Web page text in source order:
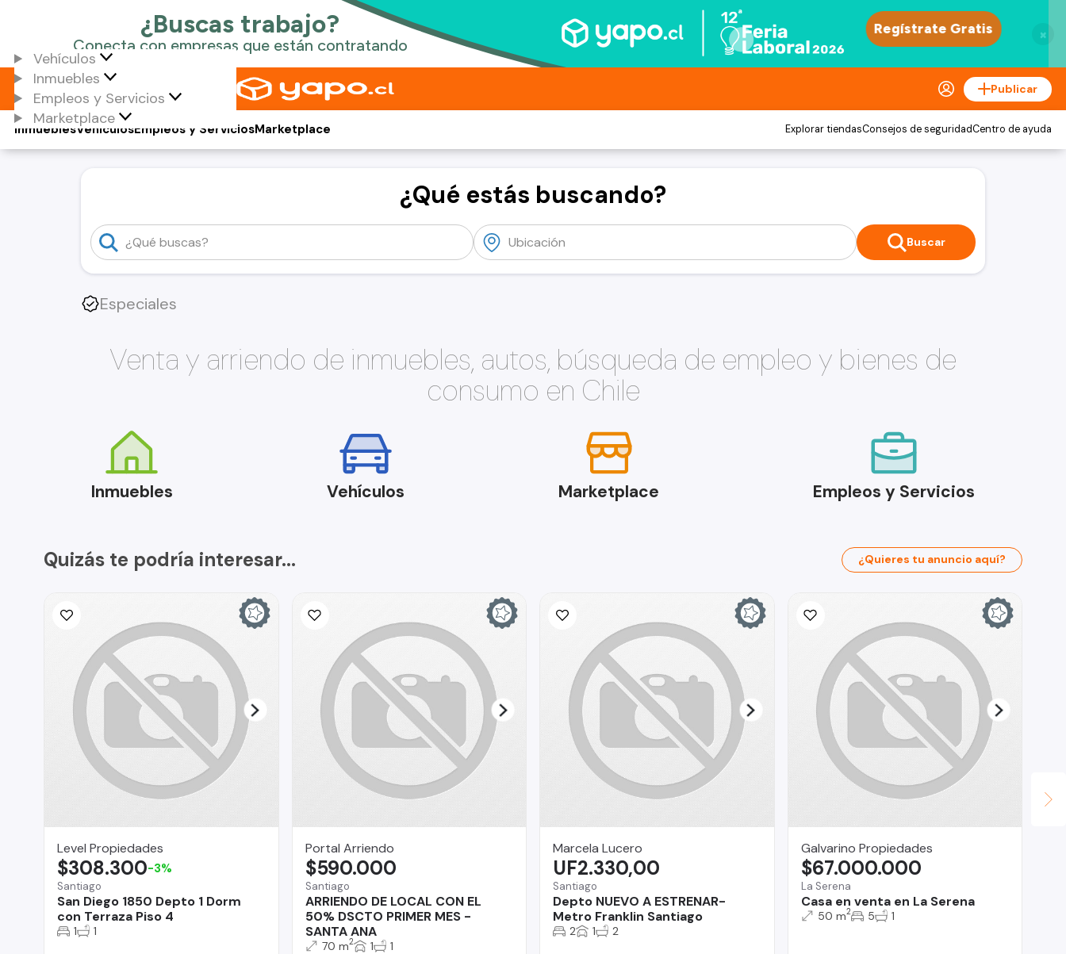
×
Vehículos
Inmuebles
Empleos y Servicios
Marketplace
Publicar
Vehículos
Inmuebles Empleos y ServiciosMarketplace Explorar tiendasConsejos de seguridadCentro de ayuda
¿Qué estás buscando?
Buscar
Especiales
Venta y arriendo de inmuebles, autos, búsqueda de empleo y bienes de
consumo en Chile
Inmuebles Vehículos Marketplace Empleos y Servicios
Quizás te podría interesar... ¿Quieres tu anuncio aquí?
Level Propiedades
Santiago
San Diego 1850 Depto 1 Dorm
con Terraza Piso 4
$308.300-3%
1 1
Portal Arriendo
Santiago
ARRIENDO DE LOCAL CON EL
50% DSCTO PRIMER MES -
SANTA ANA
$590.000
70 m2 1 1
Marcela Lucero
Santiago
Depto NUEVO A ESTRENAR-
Metro Franklin Santiago
UF2.330,00
2 1 2
Galvarino Propiedades
La Serena
Casa en venta en La Serena
$67.000.000
50 m2 5 1